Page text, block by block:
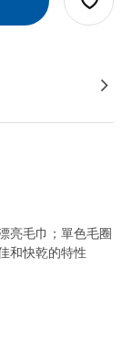
亮毛巾；單色毛圈
和快乾的特性